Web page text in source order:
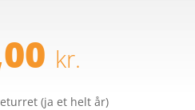
kr.
(ja et helt år)